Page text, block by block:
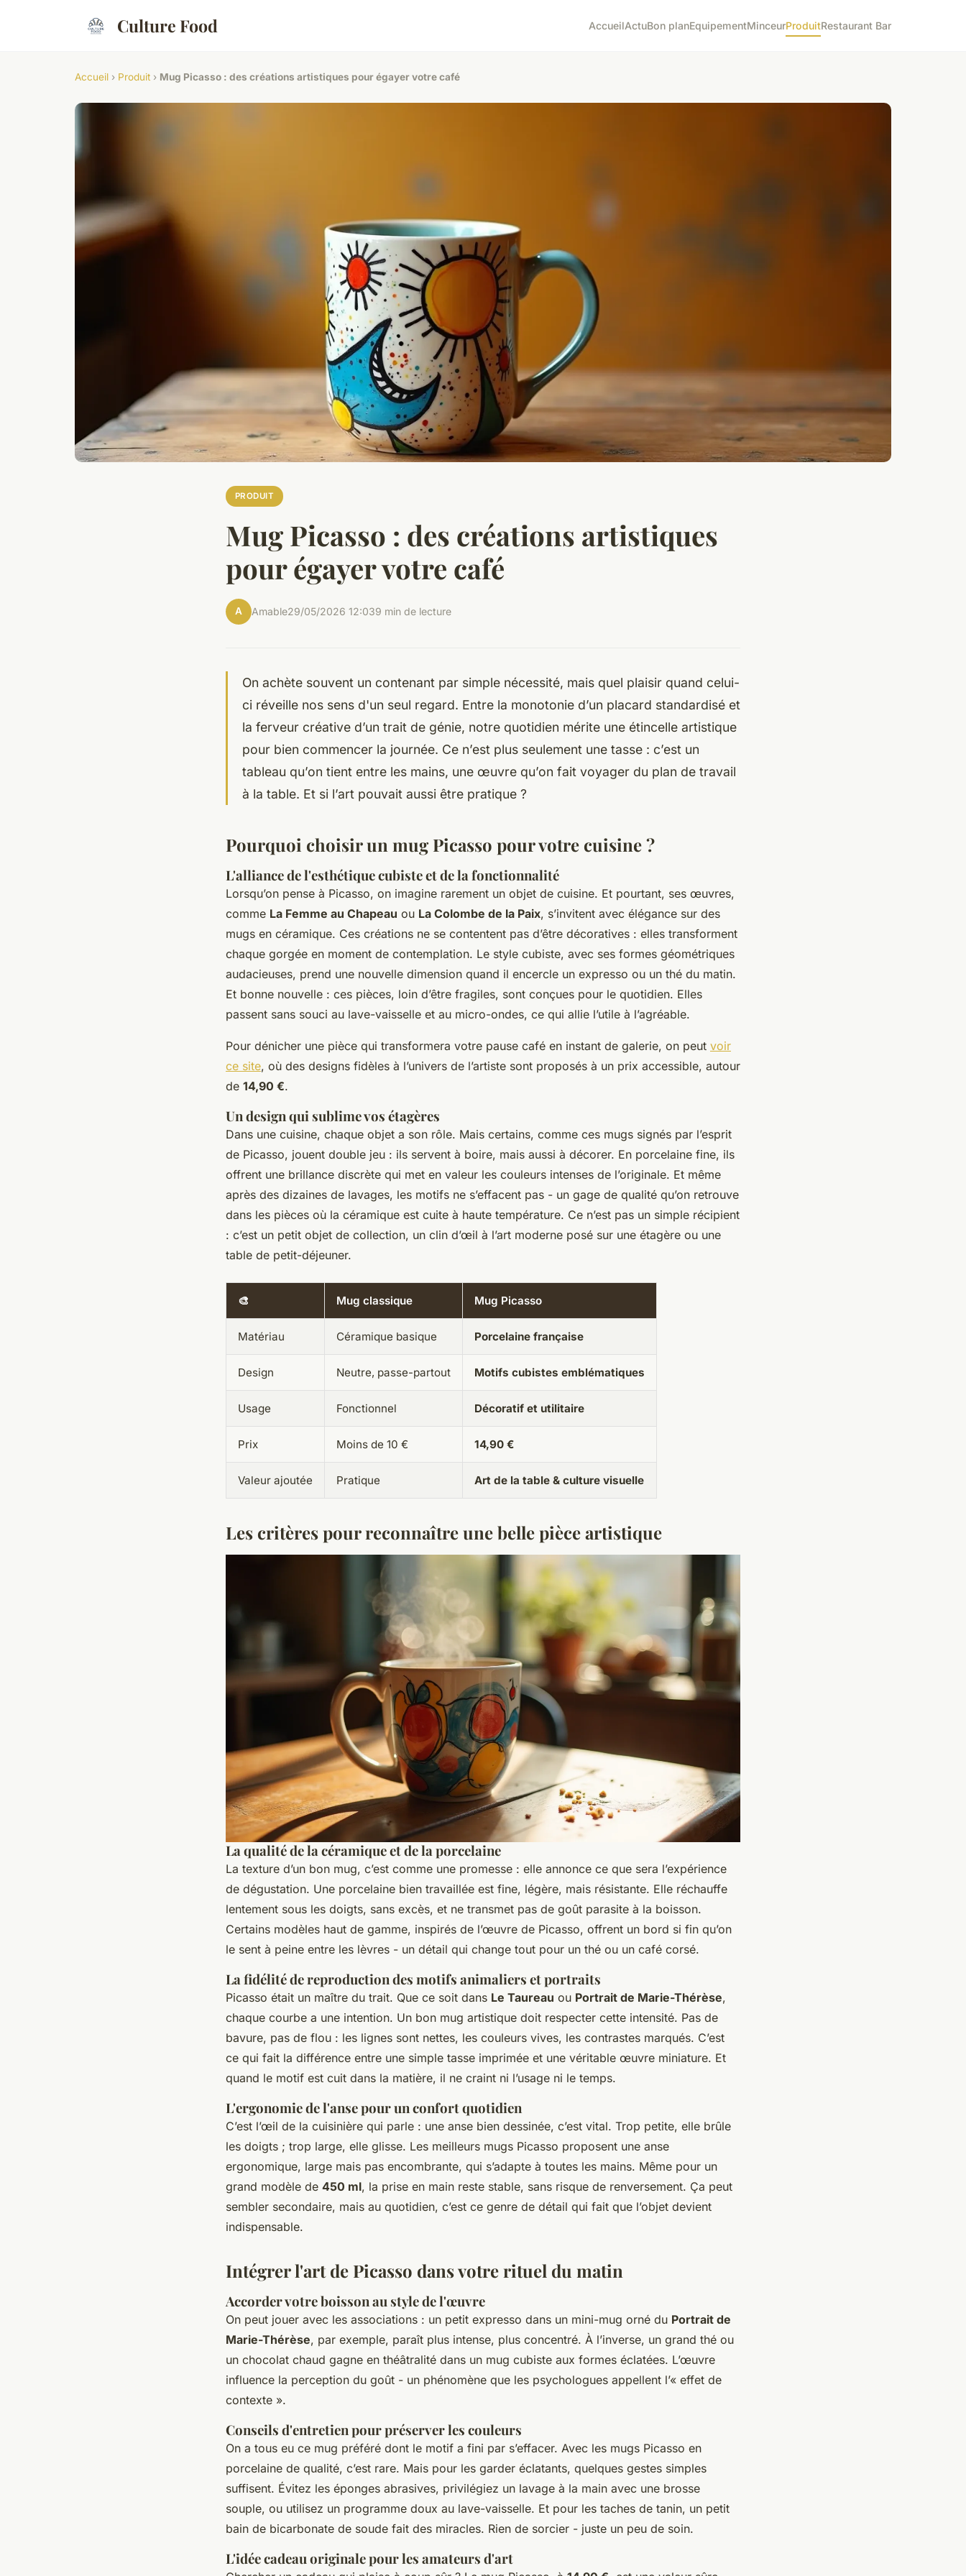
Culture Food AccueilActuBon planEquipementMinceurProduitRestaurant Bar
Accueil › Produit › Mug Picasso : des créations artistiques pour égayer votre café
PRODUIT
Mug Picasso : des créations artistiques
pour égayer votre café
A Amable29/05/2026 12:039 min de lecture
On achète souvent un contenant par simple nécessité, mais quel plaisir quand celui-
ci réveille nos sens d'un seul regard. Entre la monotonie d’un placard standardisé et
la ferveur créative d’un trait de génie, notre quotidien mérite une étincelle artistique
pour bien commencer la journée. Ce n’est plus seulement une tasse : c’est un
tableau qu’on tient entre les mains, une œuvre qu’on fait voyager du plan de travail
à la table. Et si l’art pouvait aussi être pratique ?
Pourquoi choisir un mug Picasso pour votre cuisine ?
L'alliance de l'esthétique cubiste et de la fonctionnalité
Lorsqu’on pense à Picasso, on imagine rarement un objet de cuisine. Et pourtant, ses œuvres,
comme La Femme au Chapeau ou La Colombe de la Paix, s’invitent avec élégance sur des
mugs en céramique. Ces créations ne se contentent pas d’être décoratives : elles transforment
chaque gorgée en moment de contemplation. Le style cubiste, avec ses formes géométriques
audacieuses, prend une nouvelle dimension quand il encercle un expresso ou un thé du matin.
Et bonne nouvelle : ces pièces, loin d’être fragiles, sont conçues pour le quotidien. Elles
passent sans souci au lave-vaisselle et au micro-ondes, ce qui allie l’utile à l’agréable.
Pour dénicher une pièce qui transformera votre pause café en instant de galerie, on peut voir
ce site, où des designs fidèles à l’univers de l’artiste sont proposés à un prix accessible, autour
de 14,90 €.
Un design qui sublime vos étagères
Dans une cuisine, chaque objet a son rôle. Mais certains, comme ces mugs signés par l’esprit
de Picasso, jouent double jeu : ils servent à boire, mais aussi à décorer. En porcelaine fine, ils
offrent une brillance discrète qui met en valeur les couleurs intenses de l’originale. Et même
après des dizaines de lavages, les motifs ne s’effacent pas - un gage de qualité qu’on retrouve
dans les pièces où la céramique est cuite à haute température. Ce n’est pas un simple récipient
: c’est un petit objet de collection, un clin d’œil à l’art moderne posé sur une étagère ou une
table de petit-déjeuner.
🎨 Mug classique Mug Picasso
Matériau Céramique basique Porcelaine française
Design Neutre, passe-partout Motifs cubistes emblématiques
Usage Fonctionnel Décoratif et utilitaire
Prix Moins de 10 € 14,90 €
Valeur ajoutée Pratique Art de la table & culture visuelle
Les critères pour reconnaître une belle pièce artistique
La qualité de la céramique et de la porcelaine
La texture d’un bon mug, c’est comme une promesse : elle annonce ce que sera l’expérience
de dégustation. Une porcelaine bien travaillée est fine, légère, mais résistante. Elle réchauffe
lentement sous les doigts, sans excès, et ne transmet pas de goût parasite à la boisson.
Certains modèles haut de gamme, inspirés de l’œuvre de Picasso, offrent un bord si fin qu’on
le sent à peine entre les lèvres - un détail qui change tout pour un thé ou un café corsé.
La fidélité de reproduction des motifs animaliers et portraits
Picasso était un maître du trait. Que ce soit dans Le Taureau ou Portrait de Marie-Thérèse,
chaque courbe a une intention. Un bon mug artistique doit respecter cette intensité. Pas de
bavure, pas de flou : les lignes sont nettes, les couleurs vives, les contrastes marqués. C’est
ce qui fait la différence entre une simple tasse imprimée et une véritable œuvre miniature. Et
quand le motif est cuit dans la matière, il ne craint ni l’usage ni le temps.
L'ergonomie de l'anse pour un confort quotidien
C’est l’œil de la cuisinière qui parle : une anse bien dessinée, c’est vital. Trop petite, elle brûle
les doigts ; trop large, elle glisse. Les meilleurs mugs Picasso proposent une anse
ergonomique, large mais pas encombrante, qui s’adapte à toutes les mains. Même pour un
grand modèle de 450 ml, la prise en main reste stable, sans risque de renversement. Ça peut
sembler secondaire, mais au quotidien, c’est ce genre de détail qui fait que l’objet devient
indispensable.
Intégrer l'art de Picasso dans votre rituel du matin
Accorder votre boisson au style de l'œuvre
On peut jouer avec les associations : un petit expresso dans un mini-mug orné du Portrait de
Marie-Thérèse, par exemple, paraît plus intense, plus concentré. À l’inverse, un grand thé ou
un chocolat chaud gagne en théâtralité dans un mug cubiste aux formes éclatées. L’œuvre
influence la perception du goût - un phénomène que les psychologues appellent l’« effet de
contexte ».
Conseils d'entretien pour préserver les couleurs
On a tous eu ce mug préféré dont le motif a fini par s’effacer. Avec les mugs Picasso en
porcelaine de qualité, c’est rare. Mais pour les garder éclatants, quelques gestes simples
suffisent. Évitez les éponges abrasives, privilégiez un lavage à la main avec une brosse
souple, ou utilisez un programme doux au lave-vaisselle. Et pour les taches de tanin, un petit
bain de bicarbonate de soude fait des miracles. Rien de sorcier - juste un peu de soin.
L'idée cadeau originale pour les amateurs d'art